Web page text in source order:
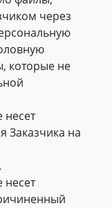
через
которые не
несет
Заказчика на
несет